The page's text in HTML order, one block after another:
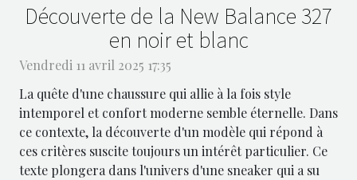
Découverte de la New Balance 327
en noir et blanc
Vendredi 11 avril 2025 17:35
La quête d'une chaussure qui allie à la fois style
intemporel et confort moderne semble éternelle. Dans
ce contexte, la découverte d'un modèle qui répond à
ces critères suscite toujours un intérêt particulier. Ce
texte plongera dans l'univers d'une sneaker qui a su